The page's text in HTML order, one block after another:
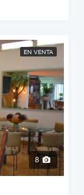
EN VENTA
8